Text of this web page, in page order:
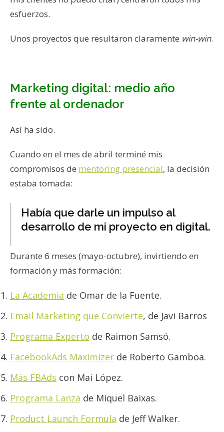
esfuerzos.
Unos proyectos que resultaron claramente win-win.
Marketing digital: medio año
frente al ordenador
Así ha sido.
Cuando en el mes de abril terminé mis
compromisos de mentoring presencial, la decisión
estaba tomada:
Había que darle un impulso al
desarrollo de mi proyecto en digital.
Durante 6 meses (mayo-octubre), invirtiendo en
formación y más formación:
La Academia de Omar de la Fuente.
Email Marketing que Convierte, de Javi Barros
Programa Experto de Raimon Samsó.
FacebookAds Maximizer de Roberto Gamboa.
Más FBAds con Mai López.
Programa Lanza de Miquel Baixas.
Product Launch Formula de Jeff Walker.